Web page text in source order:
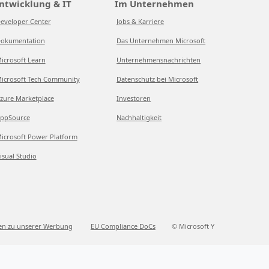
& IT
Center
Learn
Tech Community
Marketplace
Power Platform
Studio
Im Unternehmen
Jobs & Karriere
Das Unternehmen Microsoft
Unternehmensnachrichten
Datenschutz bei Microsoft
Investoren
Nachhaltigkeit
zu unserer Werbung EU Compliance DoCs © Microsoft Y